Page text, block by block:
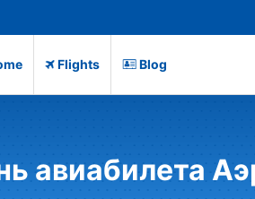
Flights Blog
авиабилета